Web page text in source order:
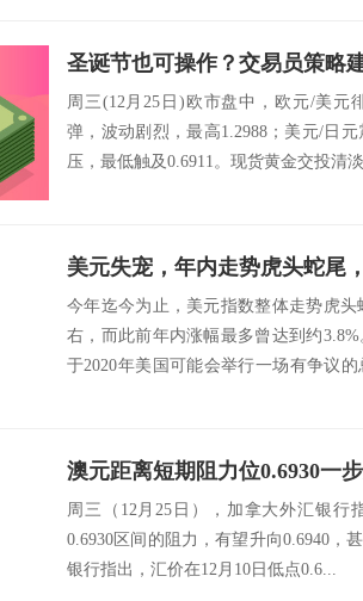
周三(12月25日)欧市盘中，欧元/美元
弹，波动剧烈，最高1.2988；美元/日
压，最低触及0.6911。现货黄金交投清
今年迄今为止，美元指数整体走势虎
右，而此前年内涨幅最多曾达到约
于2020年美国可能会举行一场有争议
周三（12月25日），加拿大外汇银行
0.6930区间的阻力，有望升向0.6940，
银行指出，汇价在12月10日低点0.6...